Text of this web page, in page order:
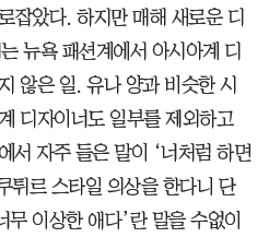
잡았다. 하지만 매해 새로운 디
뉴욕 패션계에서 아시아계 디
않은 일. 유나 양과 비슷한 시
디자이너도 일부를 제외하고
서 자주 들은 말이 ‘너처럼 하면
튀르 스타일 의상을 한다니 단
이상한 애다’란 말을 수없이